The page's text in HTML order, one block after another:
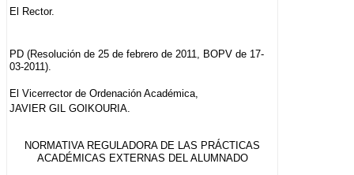
El Rector.
PD (Resolución de 25 de febrero de 2011, BOPV de 17-
03-2011).
El Vicerrector de Ordenación Académica,
JAVIER GIL GOIKOURIA.
NORMATIVA REGULADORA DE LAS PRÁCTICAS
ACADÉMICAS EXTERNAS DEL ALUMNADO